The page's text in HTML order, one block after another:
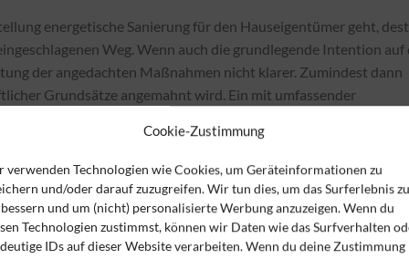
Cookie-Zustimmung
verwenden Technologien wie Cookies, um Geräteinformationen zu
und/oder darauf zuzugreifen. Wir tun dies, um das Surferlebnis zu
und um (nicht) personalisierte Werbung anzuzeigen. Wenn du
Technologien zustimmst, können wir Daten wie das Surfverhalten
IDs auf dieser Website verarbeiten. Wenn du deine Zustimmung
energetische Sanierung für den Hauseigentümer geht,
Weg. Wenn auch die grundlegende Intention auf
der angedachten Maßnahmen nicht klarer. Zumindest dann
Grundsätze angemahnt wird. Ein mit umfassender
Leader würde die notwendige Menge an CO
Kosten möglich wäre.
ist als Faktum vorausgesetzt. Dennoch lohnt es sich, die
werden sechs Ziele genannt. Bei Ziel eins geht es um